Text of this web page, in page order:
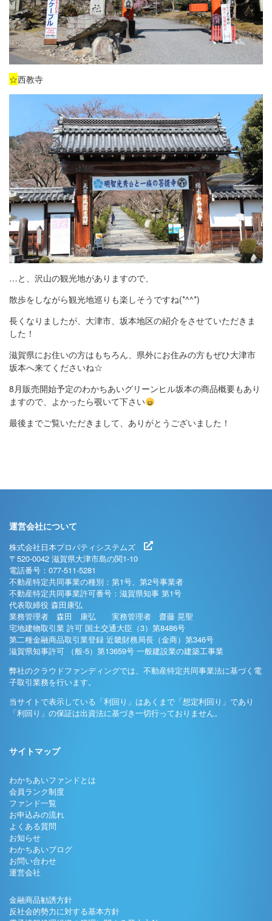
☆西教寺
…と、沢山の観光地がありますので、
散歩をしながら観光地巡りも楽しそうですね(*^^*)
長くなりましたが、大津市、坂本地区の紹介をさせていただきま
した！
滋賀県にお住いの方はもちろん、県外にお住みの方もぜひ大津市
坂本へ来てくださいね☆
8月販売開始予定のわかちあいグリーンヒル坂本の商品概要もあり
ますので、よかったら覗いて下さい
最後までご覧いただきまして、ありがとうございました！
運営会社について
株式会社日本プロパティシステムズ
〒520-0042 滋賀県大津市島の関1-10
電話番号：077-511-5281
不動産特定共同事業の種別：第1号、第2号事業者
不動産特定共同事業許可番号：滋賀県知事 第1号
代表取締役 森田康弘
業務管理者 森田 康弘 実務管理者 齋藤 晃聖
宅地建物取引業 許可 国土交通大臣（3）第8486号
第二種金融商品取引業登録 近畿財務局長（金商）第346号
滋賀県知事許可 （般-5）第13659号 一般建設業の建築工事業
弊社のクラウドファンディングでは、不動産特定共同事業法に基づく電
子取引業務を行います。
当サイトで表示している「利回り」はあくまで「想定利回り」であり
「利回り」の保証は出資法に基づき一切行っておりません。
サイトマップ
わかちあいファンドとは
会員ランク制度
ファンド一覧
お申込みの流れ
よくある質問
お知らせ
わかちあいブログ
お問い合わせ
運営会社
金融商品勧誘方針
反社会的勢力に対する基本方針